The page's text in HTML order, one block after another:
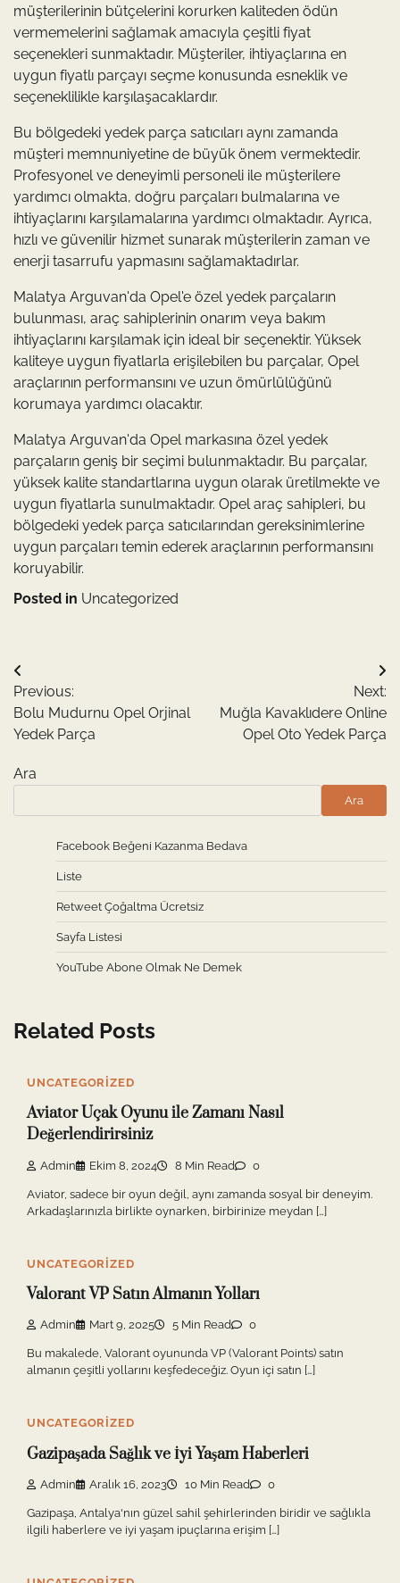
müşterilerinin bütçelerini korurken kaliteden ödün
vermemelerini sağlamak amacıyla çeşitli fiyat
seçenekleri sunmaktadır. Müşteriler, ihtiyaçlarına en
uygun fiyatlı parçayı seçme konusunda esneklik ve
seçeneklilikle karşılaşacaklardır.
Bu bölgedeki yedek parça satıcıları aynı zamanda
müşteri memnuniyetine de büyük önem vermektedir.
Profesyonel ve deneyimli personeli ile müşterilere
yardımcı olmakta, doğru parçaları bulmalarına ve
ihtiyaçlarını karşılamalarına yardımcı olmaktadır. Ayrıca,
hızlı ve güvenilir hizmet sunarak müşterilerin zaman ve
enerji tasarrufu yapmasını sağlamaktadırlar.
Malatya Arguvan'da Opel'e özel yedek parçaların
bulunması, araç sahiplerinin onarım veya bakım
ihtiyaçlarını karşılamak için ideal bir seçenektir. Yüksek
kaliteye uygun fiyatlarla erişilebilen bu parçalar, Opel
araçlarının performansını ve uzun ömürlülüğünü
korumaya yardımcı olacaktır.
Malatya Arguvan'da Opel markasına özel yedek
parçaların geniş bir seçimi bulunmaktadır. Bu parçalar,
yüksek kalite standartlarına uygun olarak üretilmekte ve
uygun fiyatlarla sunulmaktadır. Opel araç sahipleri, bu
bölgedeki yedek parça satıcılarından gereksinimlerine
uygun parçaları temin ederek araçlarının performansını
koruyabilir.
Posted in Uncategorized
Yazı
gezinmesi
Previous:
Bolu Mudurnu Opel Orjinal
Yedek Parça
Next:
Muğla Kavaklıdere Online
Opel Oto Yedek Parça
Ara
Ara
Facebook Beğeni Kazanma Bedava
Liste
Retweet Çoğaltma Ücretsiz
Sayfa Listesi
YouTube Abone Olmak Ne Demek
Related Posts
UNCATEGORIZED
Aviator Uçak Oyunu ile Zamanı Nasıl
Değerlendirirsiniz
Admin Ekim 8, 2024 8 Min Read 0
Aviator, sadece bir oyun değil, aynı zamanda sosyal bir deneyim.
Arkadaşlarınızla birlikte oynarken, birbirinize meydan […]
UNCATEGORIZED
Valorant VP Satın Almanın Yolları
Admin Mart 9, 2025 5 Min Read 0
Bu makalede, Valorant oyununda VP (Valorant Points) satın
almanın çeşitli yollarını keşfedeceğiz. Oyun içi satın […]
UNCATEGORIZED
Gazipaşada Sağlık ve İyi Yaşam Haberleri
Admin Aralık 16, 2023 10 Min Read 0
Gazipaşa, Antalya'nın güzel sahil şehirlerinden biridir ve sağlıkla
ilgili haberlere ve iyi yaşam ipuçlarına erişim […]